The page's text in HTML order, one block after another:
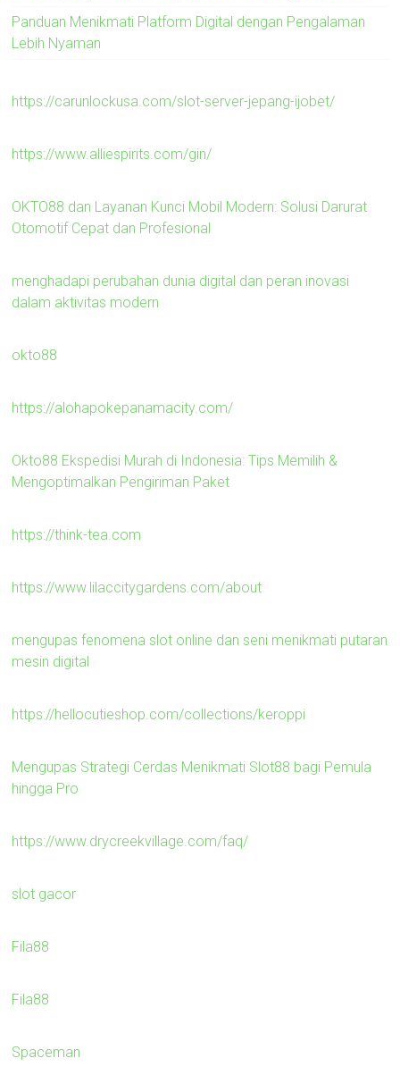
Panduan Menikmati Platform Digital dengan Pengalaman
Lebih Nyaman
https://carunlockusa.com/slot-server-jepang-ijobet/
https://www.alliespirits.com/gin/
OKTO88 dan Layanan Kunci Mobil Modern: Solusi Darurat
Otomotif Cepat dan Profesional
menghadapi perubahan dunia digital dan peran inovasi
dalam aktivitas modern
okto88
https://alohapokepanamacity.com/
Okto88 Ekspedisi Murah di Indonesia: Tips Memilih &
Mengoptimalkan Pengiriman Paket
https://think-tea.com
https://www.lilaccitygardens.com/about
mengupas fenomena slot online dan seni menikmati putaran
mesin digital
https://hellocutieshop.com/collections/keroppi
Mengupas Strategi Cerdas Menikmati Slot88 bagi Pemula
hingga Pro
https://www.drycreekvillage.com/faq/
slot gacor
Fila88
Fila88
Spaceman